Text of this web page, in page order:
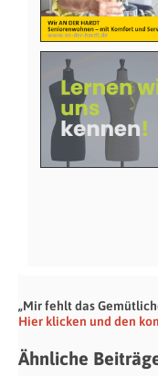
„Mir fehlt das
Hier klicken und den
Ähnliche